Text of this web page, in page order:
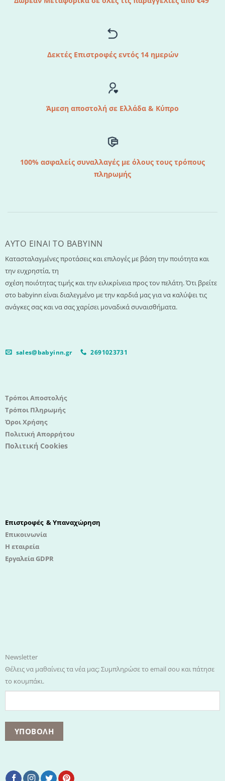
Δεκτές Επιστροφές εντός 14 ημερών
Άμεση αποστολή σε Ελλάδα & Κύπρο
100% ασφαλείς συναλλαγές με όλους τους τρόπους
πληρωμής
AYTO EINAI TO ΒΑΒΥΙΝΝ
Κατασταλαγμένες προτάσεις και επιλογές με βάση την ποιότητα και
την ευχρηστία, τη
σχέση ποιότητας τιμής και την ειλικρίνεια προς τον πελάτη. Ότι βρείτε
στο babyinn είναι διαλεγμένο με την καρδιά μας για να καλύψει τις
ανάγκες σας και να σας χαρίσει μοναδικά συναισθήματα.
sales@babyinn.gr 2691023731
Τρόποι Αποστολής
Τρόποι Πληρωμής
Όροι Χρήσης
Πολιτική Απορρήτου
Πολιτική Cookies
Επιστροφές & Υπαναχώρηση
Επικοινωνία
Η εταιρεία
Εργαλεία GDPR
Newsletter
Θέλεις να μαθαίνεις τα νέα μας; Συμπληρώσε το email σου και πάτησε
το κουμπάκι.